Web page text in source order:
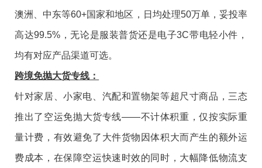
澳洲、中东等60+国家和地区，日均处理50万单，妥投率
高达99.5%，无论是服装普货还是电子3C带电轻小件，
均有对应产品渠道可选。
跨境免抛大货专线：
针对家居、小家电、汽配和置物架等超尺寸商品，三态
推出了空运免抛大货专线——不计体积重，仅按实际重
量计费，有效避免了大件货物因体积大而产生的额外运
费成本，在保障空运快速时效的同时，大幅降低物流支